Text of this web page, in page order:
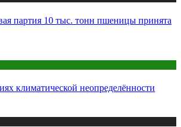
партия 10 тыс. тонн пшеницы принята
климатической неопределённости